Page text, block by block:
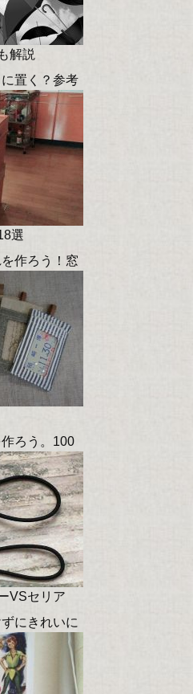
解説
置く？参考
選
作ろう！窓
ろう。100
VSセリア
にきれいに